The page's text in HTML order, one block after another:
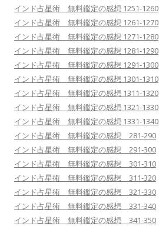
インド占星術 無料鑑定の感想 1251-1260
インド占星術 無料鑑定の感想 1261-1270
インド占星術 無料鑑定の感想 1271-1280
インド占星術 無料鑑定の感想 1281-1290
インド占星術 無料鑑定の感想 1291-1300
インド占星術 無料鑑定の感想 1301-1310
インド占星術 無料鑑定の感想 1311-1320
インド占星術 無料鑑定の感想 1321-1330
インド占星術 無料鑑定の感想 1331-1340
インド占星術 無料鑑定の感想 281-290
インド占星術 無料鑑定の感想 291-300
インド占星術 無料鑑定の感想 301-310
インド占星術 無料鑑定の感想 311-320
インド占星術 無料鑑定の感想 321-330
インド占星術 無料鑑定の感想 331-340
インド占星術 無料鑑定の感想 341-350